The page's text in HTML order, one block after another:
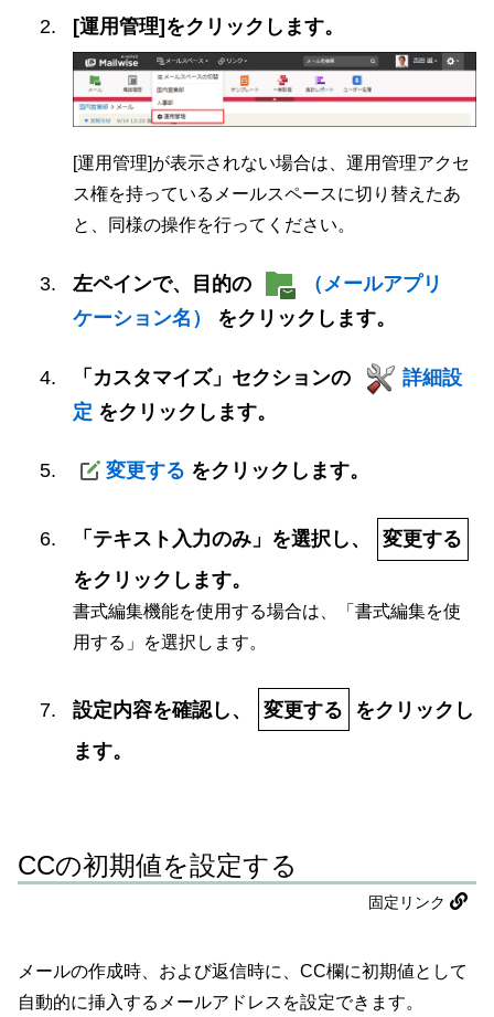
[運用管理]をクリックします。
[運用管理]が表示されない場合は、運用管理アクセ
ス権を持っているメールスペースに切り替えたあ
と、同様の操作を行ってください。
左ペインで、目的の
（メールアプリ
ケーション名）
をクリックします。
「カスタマイズ」セクションの
詳細設
定 をクリックします。
変更する をクリックします。
「テキスト入力のみ」を選択し、
変更する
をクリックします。
書式編集機能を使用する場合は、「書式編集を使
用する」を選択します。
設定内容を確認し、 変更する
をクリックし
ます。
CCの初期値を設定する
固定リンク
メールの作成時、および返信時に、CC欄に初期値として
自動的に挿入するメールアドレスを設定できます。